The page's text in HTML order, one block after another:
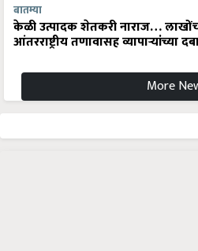
बातम्या
केळी उत्पादक शेतकरी नाराज…
आंतरराष्ट्रीय तणावासह व्यापाऱ्यांच्या
More